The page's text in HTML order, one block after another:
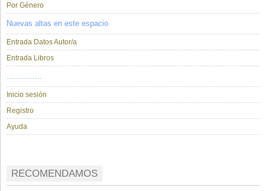
Por Género
Nuevas altas en este espacio
Entrada Datos Autor/a
Entrada Libros
...............
Inicio sesión
Registro
Ayuda
RECOMENDAMOS